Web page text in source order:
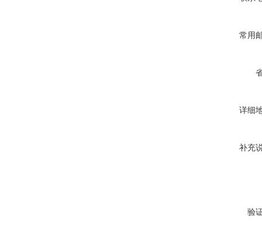
常用
详细
补充
验